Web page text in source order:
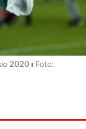
2020ı Foto: